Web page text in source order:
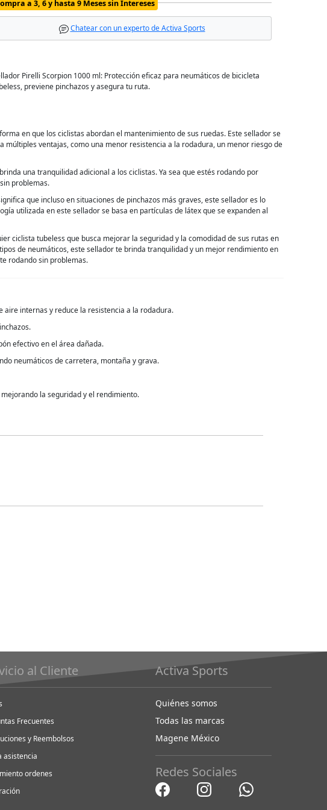
a 3, 6 y hasta 9 Meses sin Intereses
Chatear con un experto de Activa Sports
Pirelli Scorpion 1000 ml: Protección eficaz para neumáticos de bicicleta
previene pinchazos y asegura tu ruta.
en que los ciclistas abordan el mantenimiento de sus ruedas. Este sellador se
ventajas, como una menor resistencia a la rodadura, un menor riesgo de
una tranquilidad adicional a los ciclistas. Ya sea que estés rodando por
problemas.
que incluso en situaciones de pinchazos más graves, este sellador es lo
utilizada en este sellador se basa en partículas de látex que se expanden al
ciclista tubeless que busca mejorar la seguridad y la comodidad de sus rutas en
de neumáticos, este sellador te brinda tranquilidad y un mejor rendimiento en
rodando sin problemas.
aire internas y reduce la resistencia a la rodadura.
efectivo en el área dañada.
neumáticos de carretera, montaña y grava.
la seguridad y el rendimiento.
al Cliente
Frecuentes
y Reembolsos
asistencia
ordenes
Activa Sports
Quiénes somos
Todas las marcas
Magene México
Redes Sociales